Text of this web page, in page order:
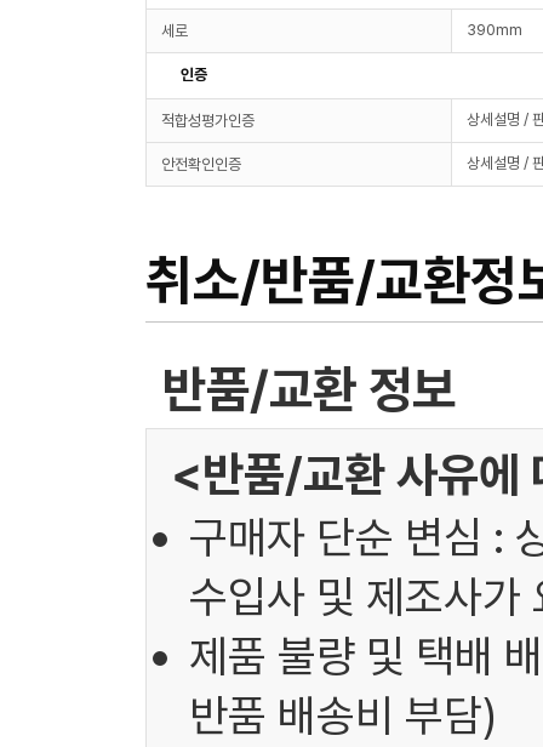
세로 390mm
인증
적합성평가인증 상세설명 /
안전확인인증 상세설명 /
취소/반품/교환정
반품/교환 정보
<반품/교환 사유에
구매자 단순 변심 :
수입사 및 제조사가
제품 불량 및 택배
반품 배송비 부담)